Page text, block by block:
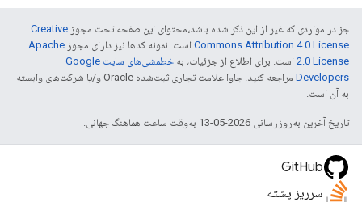
جز در مواردی که غیر از این ذکر شده باشد،‌محتوای این صفحه تحت مجوز Creative
Commons Attribution 4.0 License است. نمونه کدها نیز دارای مجوز Apache
2.0 License است. برای اطلاع از جزئیات، به
خطمشی‌های سایت Google
Developers‏
مراجعه کنید. جاوا علامت تجاری ثبت‌شده Oracle و/یا شرکت‌های وابسته
به آن است.
تاریخ آخرین به‌روزرسانی 2026-05-13 به‌وقت ساعت هماهنگ جهانی.
GitHub
سرریز پشته